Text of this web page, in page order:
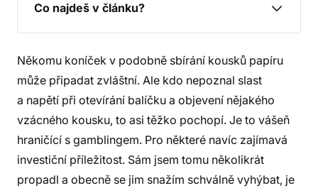
Co najdeš v článku?
Někomu koníček v podobně sbírání kousků papíru
může připadat zvláštní. Ale kdo nepoznal slast
a napětí při otevírání balíčku a objevení nějakého
vzácného kousku, to asi těžko pochopí. Je to vášeň
hraničící s gamblingem. Pro některé navíc zajímavá
investiční příležitost. Sám jsem tomu několikrát
propadl a obecně se jim snažím schválně vyhýbat, je